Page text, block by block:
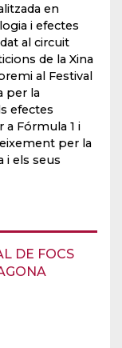
DE FOCS
en
i efectes
al circuit
de la Xina
al Festival
per la
efectes
a Fórmula 1 i
per la
i els seus